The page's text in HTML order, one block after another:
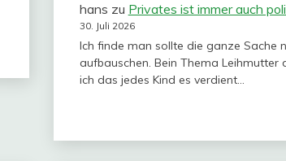
hans zu Privates ist immer auch
30. Juli 2026
Ich finde man sollte die ganze Sache
aufbauschen. Bein Thema Leihmutter
ich das jedes Kind es verdient…